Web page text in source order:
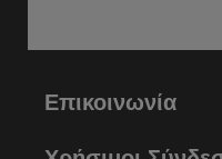
Επικοινωνία